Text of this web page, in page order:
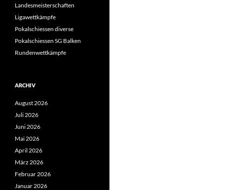
Landesmeisterschaften
Ligawettkämpfe
Pokalschiessen diverse
Pokalschiessen SG Balken
Rundenwettkämpfe
ARCHIV
August 2026
Juli 2026
Juni 2026
Mai 2026
April 2026
März 2026
Februar 2026
Januar 2026